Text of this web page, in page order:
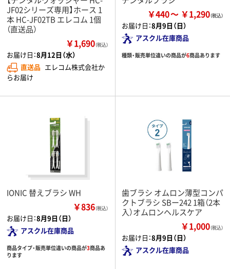
JF02シリーズ専用】ホース 1
本 HC-JF02TB エレコム 1個
（直送品）
￥1,690（税込）
お届け日：8月12日（水）
直送品 エレコム株式会社か
らお届け
￥440 ￥1,290
お届け日：8月9日（日）
アスクル在庫商品
種類・販売単位違いの商品が6商品あります
IONIC 替えブラシ WH
￥836（税込）
お届け日：8月9日（日）
アスクル在庫商品
商品タイプ・販売単位違いの商品が3商品あ
ります
歯ブラシ オムロン薄型コンパ
クトブラシ SBー242 1箱（2本
入）オムロンヘルスケア
￥1,000（税込）
お届け日：8月9日（日）
アスクル在庫商品